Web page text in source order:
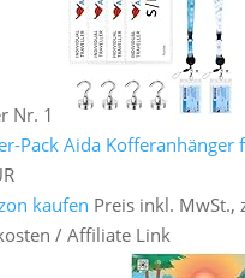
Nr. 1
Pack Aida Kofferanhänger
kaufen Preis inkl. MwSt.,
/ Affiliate Link